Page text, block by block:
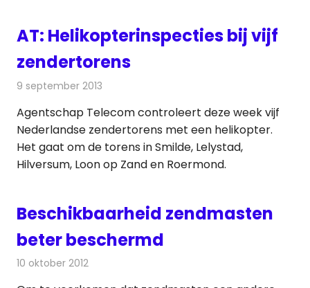
AT: Helikopterinspecties bij vijf
zendertorens
9 september 2013
Agentschap Telecom controleert deze week vijf
Nederlandse zendertorens met een helikopter.
Het gaat om de torens in Smilde, Lelystad,
Hilversum, Loon op Zand en Roermond.
Beschikbaarheid zendmasten
beter beschermd
10 oktober 2012